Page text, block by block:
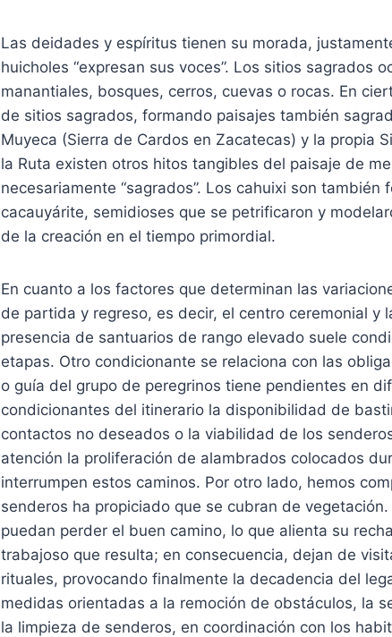
Las deidades y espíritus tienen su morada,
huicholes “expresan sus voces”. Los sitios sagrados
manantiales, bosques, cerros, cuevas o rocas. En
de sitios sagrados, formando paisajes también
Muyeca (Sierra de Cardos en Zacatecas) y la propia
la Ruta existen otros hitos tangibles del paisaje de
necesariamente “sagrados”. Los cahuixi son
cacauyárite, semidioses que se petrificaron y
de la creación en el tiempo primordial.
En cuanto a los factores que determinan las
de partida y regreso, es decir, el centro ceremonial y
presencia de santuarios de rango elevado suele
etapas. Otro condicionante se relaciona con las
o guía del grupo de peregrinos tiene pendientes en
condicionantes del itinerario la disponibilidad de
contactos no deseados o la viabilidad de los
atención la proliferación de alambrados colocados
interrumpen estos caminos. Por otro lado, hemos
senderos ha propiciado que se cubran de
puedan perder el buen camino, lo que alienta su
trabajoso que resulta; en consecuencia, dejan de
rituales, provocando finalmente la decadencia del
medidas orientadas a la remoción de obstáculos, la
la limpieza de senderos, en coordinación con los